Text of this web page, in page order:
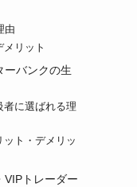
由
リット
ーバンクの生
者に選ばれる理
ット・デメリッ
VIPトレーダー